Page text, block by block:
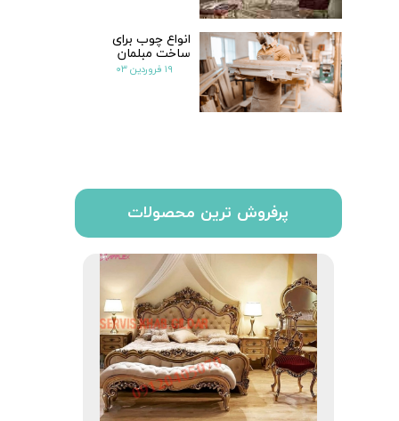
پرفروش ترین محصولات
انواع چوب برای
ساخت مبلمان
۱۹ فروردین ۰۳